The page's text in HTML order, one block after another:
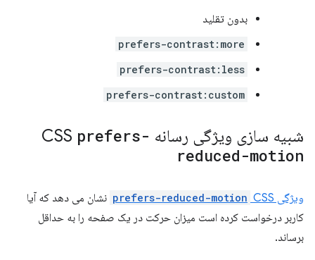
بدون تقلید
prefers-contrast:more
prefers-contrast:less
prefers-contrast:custom
شبیه سازی ویژگی رسانه CSS prefers-
reduced-motion
ویژگی prefers-reduced-motion CSS
نشان می دهد که آیا
کاربر درخواست کرده است میزان حرکت در یک صفحه را به حداقل
برساند.